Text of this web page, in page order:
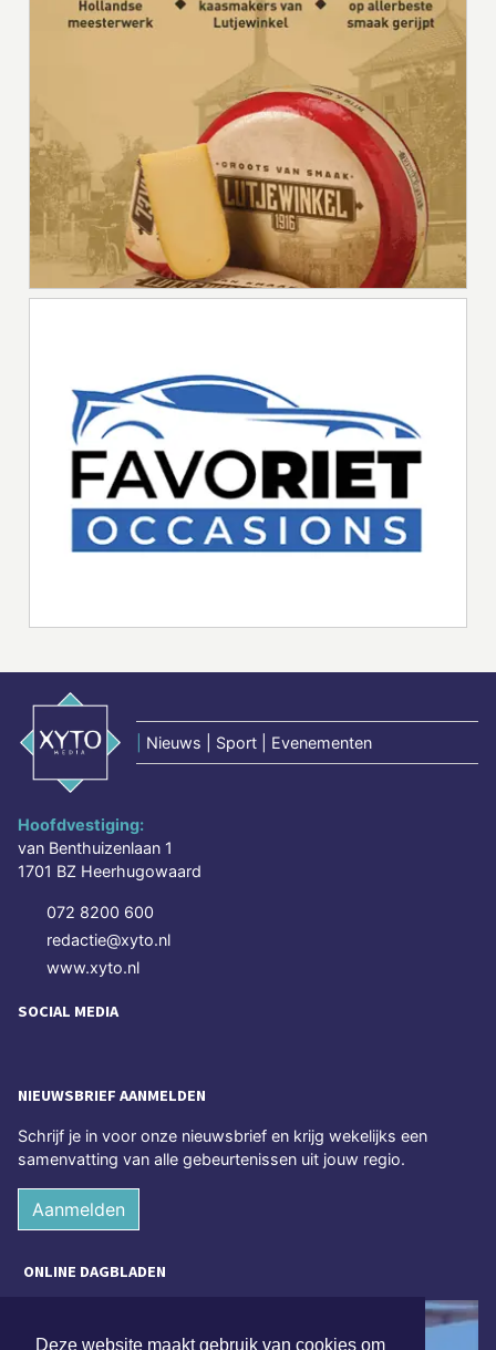
Deze website maakt gebruik van cookies om
Nieuws | Sport | Evenementen
Hoofdvestiging:
van Benthuizenlaan 1
1701 BZ Heerhugowaard
072 8200 600
redactie@xyto.nl
www.xyto.nl
SOCIAL MEDIA
NIEUWSBRIEF AANMELDEN
Schrijf je in voor onze nieuwsbrief en krijg wekelijks een
samenvatting van alle gebeurtenissen uit jouw regio.
Aanmelden
ONLINE DAGBLADEN